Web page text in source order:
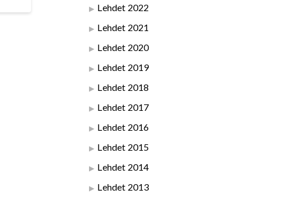
Lehdet 2022
Lehdet 2021
Lehdet 2020
Lehdet 2019
Lehdet 2018
Lehdet 2017
Lehdet 2016
Lehdet 2015
Lehdet 2014
Lehdet 2013